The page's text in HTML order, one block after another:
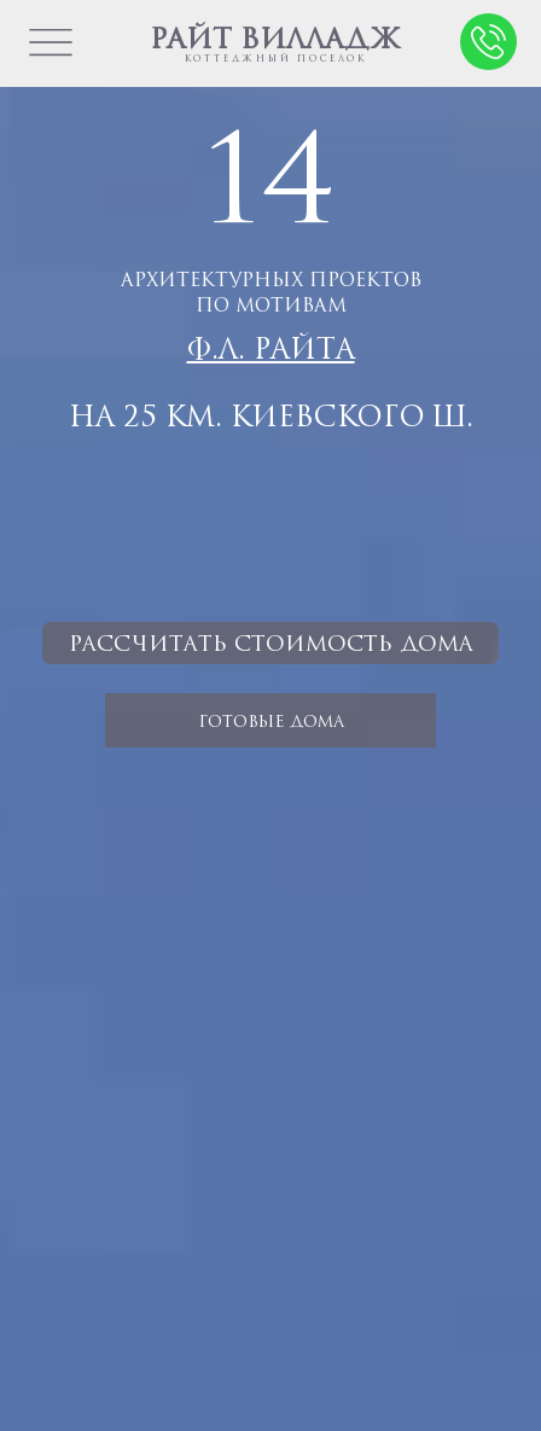
РАЙТ ВИЛЛАДЖ
КОТТЕДЖНЫЙ ПОСЕЛОК
14
АРХИТЕКТУРНЫХ ПРОЕКТОВ
ПО МОТИВАМ
Ф.Л. РАЙТА
НА 25 КМ. КИЕВСКОГО Ш.
РАССЧИТАТЬ СТОИМОСТЬ ДОМА
ГОТОВЫЕ ДОМА